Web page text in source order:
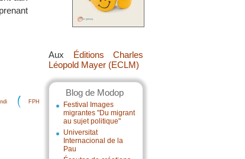
Aux Éditions Charles
Léopold Mayer (ECLM)
Blog de Modop
Festival Images
migrantes "Du migrant
au sujet politique"
Universitat
Internacional de la
Pau
FPH